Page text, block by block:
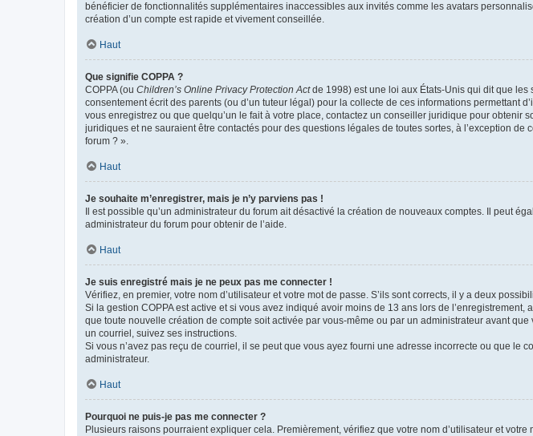
bénéficier de fonctionnalités supplémentaires inaccessibles aux invités comme les avatars
création d’un compte est rapide et vivement conseillée.
Haut
Que signifie COPPA ?
COPPA (ou Children’s Online Privacy Protection Actde 1998) est une loi aux États-Unis qui dit que
consentement écrit des parents (ou d’un tuteur légal) pour la collecte de ces informations permettant
vous enregistrez ou que quelqu’un le fait à votre place, contactez un conseiller juridique pour
juridiques et ne sauraient être contactés pour des questions légales de toutes sortes, à l’exception
forum ? ».
Haut
Je souhaite m’enregistrer, mais je n’y parviens pas !
Il est possible qu’un administrateur du forum ait désactivé la création de nouveaux comptes. Il peut
administrateur du forum pour obtenir de l’aide.
Haut
Je suis enregistré mais je ne peux pas me connecter !
Vérifiez, en premier, votre nom d’utilisateur et votre mot de passe. S’ils sont corrects, il y a deux
Si la gestion COPPA est active et si vous avez indiqué avoir moins de 13 ans lors de
que toute nouvelle création de compte soit activée par vous-même ou par un administrateur avant
un courriel, suivez ses instructions.
Si vous n’avez pas reçu de courriel, il se peut que vous ayez fourni une adresse incorrecte ou que le
administrateur.
Haut
Pourquoi ne puis-je pas me connecter ?
Plusieurs raisons pourraient expliquer cela. Premièrement, vérifiez que votre nom d’utilisateur et